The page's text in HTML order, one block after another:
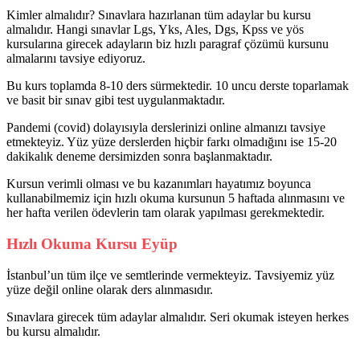
Kimler almalıdır? Sınavlara hazırlanan tüm adaylar bu kursu
almalıdır. Hangi sınavlar Lgs, Yks, Ales, Dgs, Kpss ve yös
kursularına girecek adayların biz hızlı paragraf çözümü kursunu
almalarını tavsiye ediyoruz.
Bu kurs toplamda 8-10 ders sürmektedir. 10 uncu derste toparlamak
ve basit bir sınav gibi test uygulanmaktadır.
Pandemi (covid) dolayısıyla derslerinizi online almanızı tavsiye
etmekteyiz. Yüz yüze derslerden hiçbir farkı olmadığını ise 15-20
dakikalık deneme dersimizden sonra başlanmaktadır.
Kursun verimli olması ve bu kazanımları hayatımız boyunca
kullanabilmemiz için hızlı okuma kursunun 5 haftada alınmasını ve
her hafta verilen ödevlerin tam olarak yapılması gerekmektedir.
Hızlı Okuma Kursu Eyüp
İstanbul’un tüm ilçe ve semtlerinde vermekteyiz. Tavsiyemiz yüz
yüze değil online olarak ders alınmasıdır.
Sınavlara girecek tüm adaylar almalıdır. Seri okumak isteyen herkes
bu kursu almalıdır.